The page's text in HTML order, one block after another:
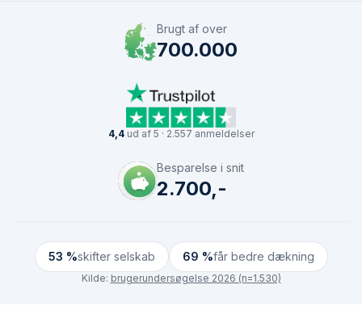
Brugt af over
700.000
4,4ud af 5 · 2.557 anmeldelser
Besparelse i snit
2.700,-
53 %skifter selskab 69 %får bedre dækning
Kilde: brugerundersøgelse 2026 (n=1.530)